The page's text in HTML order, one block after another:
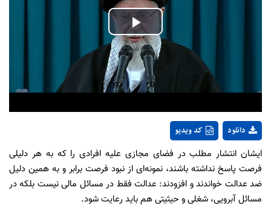
Play
Video
کد ویدیو دانلود
ایشان انتشار مطلب در فضای مجازی علیه افرادی را که به هر دلیلی
فرصت پاسخ نداشته باشند، نمونه‌ای از نبود فرصت برابر و به همین دلیل
ضد عدالت خواندند و افزودند: عدالت فقط در مسائل مالی نیست بلکه در
مسائل آبرویی، شغلی و حیثیتی هم باید رعایت شود.